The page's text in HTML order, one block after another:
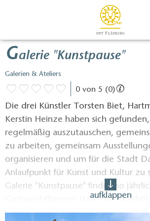
Galerie "Kunstpause"
Galerien & Ateliers
0 von 5 (0)
Die drei Künstler Torsten Biet,
Kerstin Heinze haben sich
regelmäßig auszutauschen,
zu arbeiten, gemeinsam
organisieren und um für die Stadt
Anlaufpunkt für Kunst und Kultur zu
Galerie "Kunstpause" finden so
Gastausstellungen statt. Im Angebot
verschiedene Workshops, um die
aufklappen